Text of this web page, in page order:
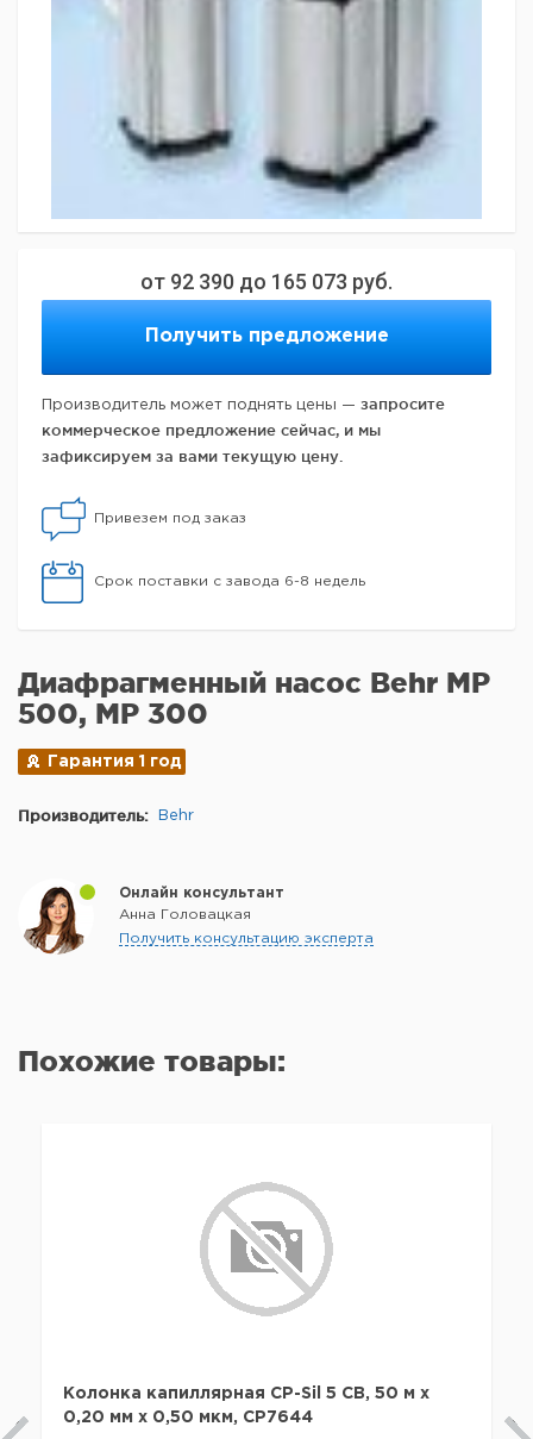
от 92 390 до 165 073 руб.
Получить предложение
Производитель может поднять цены — запросите
коммерческое предложение сейчас, и мы
зафиксируем за вами текущую цену.
Привезем под заказ
Срок поставки с завода 6-8 недель
Диафрагменный насос Behr MP
500, MP 300
Гарантия 1 год
Производитель: Behr
Онлайн консультант
Анна Головацкая
Получить консультацию эксперта
Похожие товары:
Колонка капиллярная CP-Sil 5 CB, 50 м x
0,20 мм х 0,50 мкм, CP7644